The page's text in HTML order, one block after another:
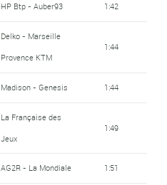
HP Btp - Auber93 1:42
Delko - Marseille
Provence KTM
1:44
Madison - Genesis 1:44
La Française des
Jeux
1:49
AG2R - La Mondiale 1:51